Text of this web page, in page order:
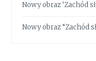
Nowy obraz ‘Zachód
Nowy obraz “Zachód